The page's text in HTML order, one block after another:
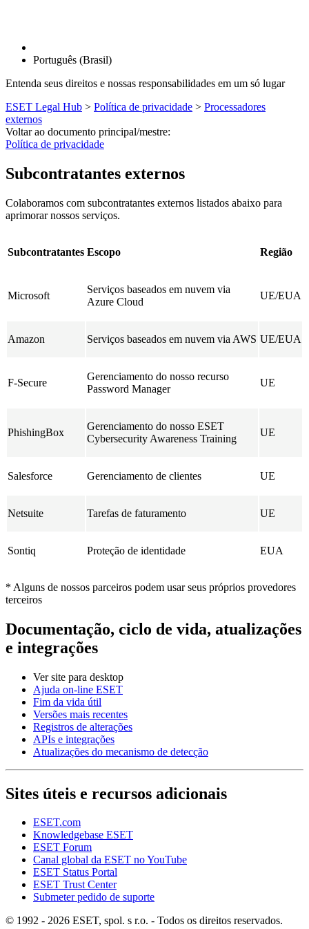
Português (Brasil)
Entenda seus direitos e nossas responsabilidades em um só lugar
ESET Legal Hub > Política de privacidade > Processadores
externos
Voltar ao documento principal/mestre:
Política de privacidade
Subcontratantes externos
Colaboramos com subcontratantes externos listados abaixo para
aprimorar nossos serviços.
Subcontratantes Escopo Região
Microsoft
Serviços baseados em nuvem via
Azure Cloud
UE/EUA
Amazon Serviços baseados em nuvem via AWS UE/EUA
F-Secure
Gerenciamento do nosso recurso
Password Manager
UE
PhishingBox
Gerenciamento do nosso ESET
Cybersecurity Awareness Training
UE
Salesforce Gerenciamento de clientes UE
Netsuite Tarefas de faturamento UE
Sontiq Proteção de identidade EUA
* Alguns de nossos parceiros podem usar seus próprios provedores
terceiros
Documentação, ciclo de vida, atualizações
e integrações
Ver site para desktop
Ajuda on-line ESET
Fim da vida útil
Versões mais recentes
Registros de alterações
APIs e integrações
Atualizações do mecanismo de detecção
Sites úteis e recursos adicionais
ESET.com
Knowledgebase ESET
ESET Forum
Canal global da ESET no YouTube
ESET Status Portal
ESET Trust Center
Submeter pedido de suporte
© 1992 - 2026 ESET, spol. s r.o. - Todos os direitos reservados.